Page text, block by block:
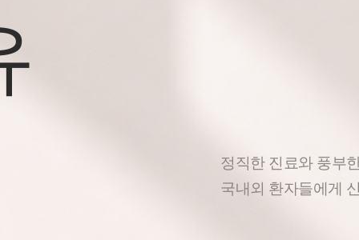
정직한 진료와 풍부
국내외 환자들에게